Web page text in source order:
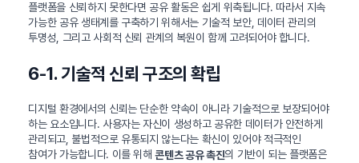
플랫폼을 신뢰하지 못한다면 공유 활동은 쉽게 위축됩니다. 따라서 지속
가능한 공유 생태계를 구축하기 위해서는 기술적 보안, 데이터 관리의
투명성, 그리고 사회적 신뢰 관계의 복원이 함께 고려되어야 합니다.
6-1. 기술적 신뢰 구조의 확립
디지털 환경에서의 신뢰는 단순한 약속이 아니라 기술적으로 보장되어야
하는 요소입니다. 사용자는 자신이 생성하고 공유한 데이터가 안전하게
관리되고, 불법적으로 유통되지 않는다는 확신이 있어야 적극적인
참여가 가능합니다. 이를 위해콘텐츠 공유 촉진의 기반이 되는 플랫폼은